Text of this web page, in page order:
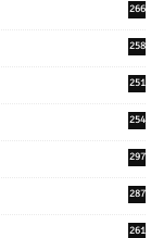
266
258
251
254
297
287
261